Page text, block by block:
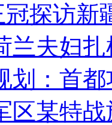
探访新
兰夫妇
划：首
区某特